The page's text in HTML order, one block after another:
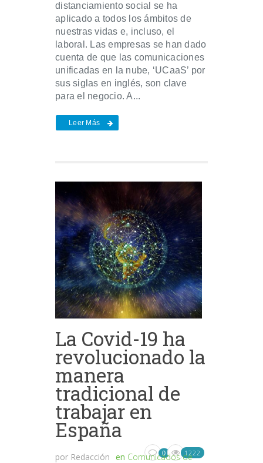
distanciamiento social se ha
aplicado a todos los ámbitos de
nuestras vidas e, incluso, el
laboral. Las empresas se han dado
cuenta de que las comunicaciones
unificadas en la nube, ‘UCaaS’ por
sus siglas en inglés, son clave
para el negocio. A...
Leer Más
La Covid-19 ha
revolucionado la
manera
tradicional de
trabajar en
España
por Redacción en Comunicados de
0 1222